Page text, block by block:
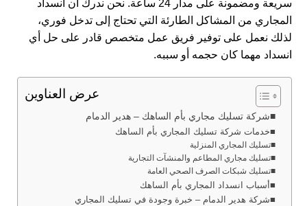
سريعة ومضمونة على مدار 24 ساعة. نحن ندرك أن انسداد
المجاري من المشاكل الطارئة التي تحتاج إلى تدخل فوري،
لذلك نعمل على توفير فريق عمل متخصص قادر على حل أي
انسداد مهما كان حجمه أو سببه.
عرض العناوين
شركة تسليك مجاري بأم الساهك – هدير الدمام
خدمات شركة تسليك المجاري بأم الساهك
تسليك المجاري المنزلية
تسليك مجاري المطاعم والمنشآت التجارية
تسليك شبكات الصرف الصحي العامة
أسباب انسداد المجاري بأم الساهك
شركة هدير الدمام – خبرة وجودة في تسليك المجاري